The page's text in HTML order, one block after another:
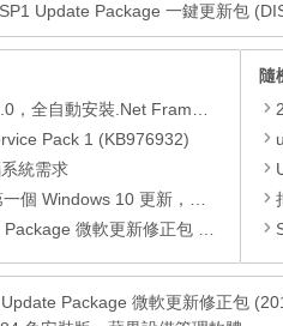
Update Package 一鍵更新包
、Visual C++、DirectX、Flash Player、JRE
Pack 1 (KB976932)
統需求
置安全性、解決HTTPS安全漏洞、印表機呼叫(RPC)漏洞
微軟更新修正包 (2020.01月份)
隨
Package 微軟更新修正包